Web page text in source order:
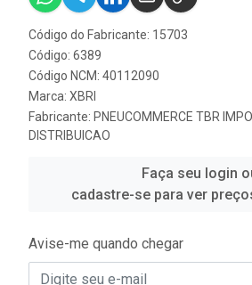
Código do Fabricante: 15703
Código: 6389
Código NCM: 40112090
Marca: XBRI
Fabricante: PNEUCOMMERCE TBR
DISTRIBUICAO
Faça seu login
cadastre-se para ver
Avise-me quando chegar